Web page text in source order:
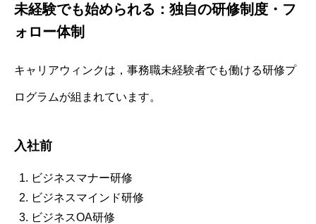
未経験でも始められる：独自の研修制度・フ
ォロー体制
キャリアウィンクは，事務職未経験者でも働ける研修プ
ログラムが組まれています。
入社前
ビジネスマナー研修
ビジネスマインド研修
ビジネスOA研修